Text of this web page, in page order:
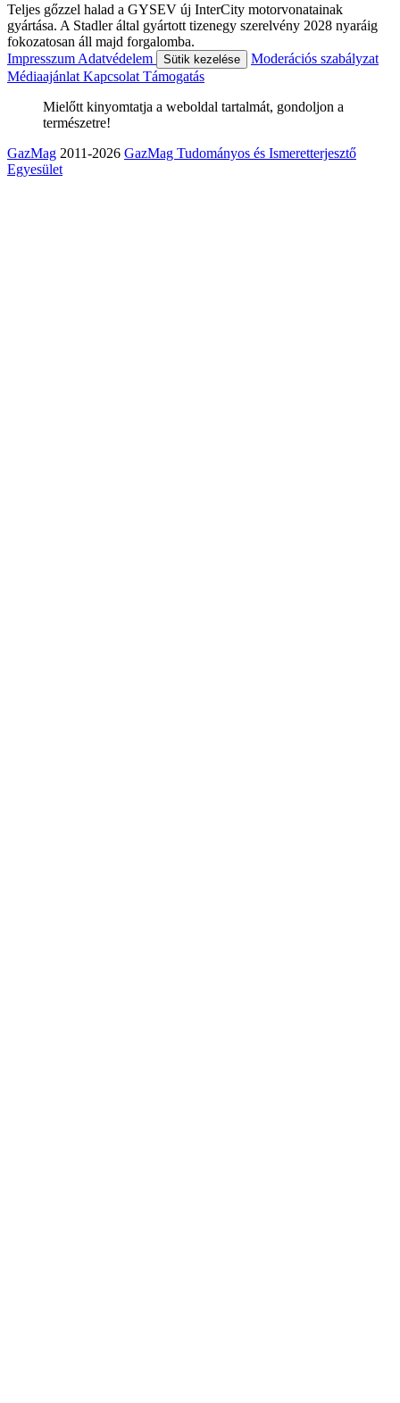
Teljes gőzzel halad a GYSEV új InterCity motorvonatainak
gyártása. A Stadler által gyártott tizenegy szerelvény 2028 nyaráig
fokozatosan áll majd forgalomba.
Impresszum Adatvédelem Sütik kezelése
Moderációs szabályzat
Médiaajánlat Kapcsolat Támogatás
Mielőtt kinyomtatja a weboldal tartalmát, gondoljon a
természetre!
GazMag 2011-2026 GazMag Tudományos és Ismeretterjesztő
Egyesület